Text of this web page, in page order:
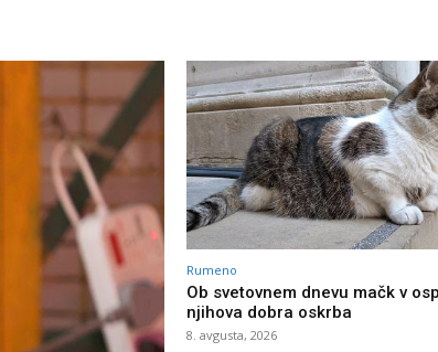
Rumeno
Ob svetovnem dnevu mačk v
njihova dobra oskrba
8. avgusta, 2026